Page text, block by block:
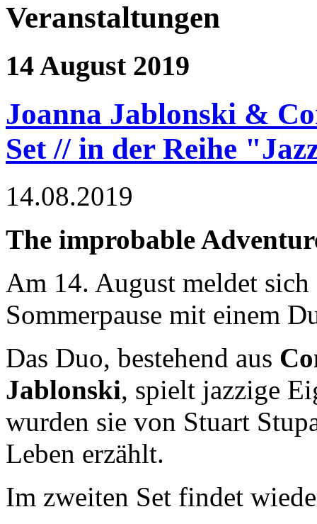
Veranstaltungen
14 August 2019
Joanna Jablonski &
Set // in der Reihe
14.08.2019
The improbable
Am 14. August meldet
Sommerpause mit einem
Das Duo, bestehend aus
Jablonski, spielt jazzige
wurden sie von Stuart
Leben erzählt.
Im zweiten Set findet